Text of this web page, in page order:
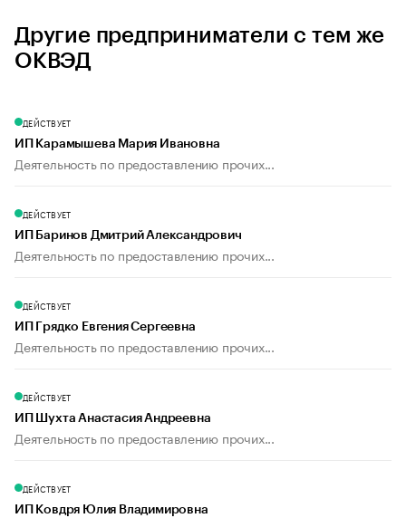
Другие предприниматели с тем же
ОКВЭД
ДЕЙСТВУЕТ
ИП Карамышева Мария Ивановна
Деятельность по предоставлению прочих...
ДЕЙСТВУЕТ
ИП Баринов Дмитрий Александрович
Деятельность по предоставлению прочих...
ДЕЙСТВУЕТ
ИП Грядко Евгения Сергеевна
Деятельность по предоставлению прочих...
ДЕЙСТВУЕТ
ИП Шухта Анастасия Андреевна
Деятельность по предоставлению прочих...
ДЕЙСТВУЕТ
ИП Ковдря Юлия Владимировна